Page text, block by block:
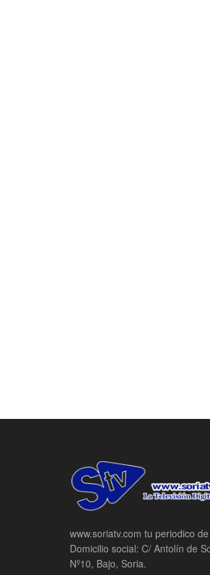
www.soriatv.com tu periodico
Domicilio social: C/ Antolín de
Nº10, Bajo, Soria.